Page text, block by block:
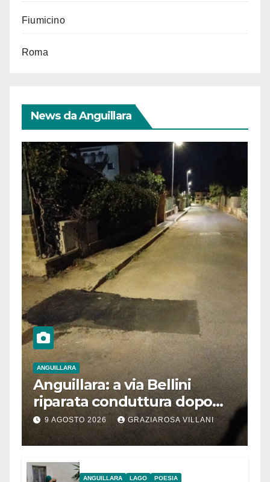
Fiumicino
Roma
News da Anguillara
ANGUILLARA
Anguillara: a via Bellini
riparata conduttura dopo
segnalazione IdD
9 AGOSTO 2026 GRAZIAROSA VILLANI
ANGUILLARA LAGO POESIA